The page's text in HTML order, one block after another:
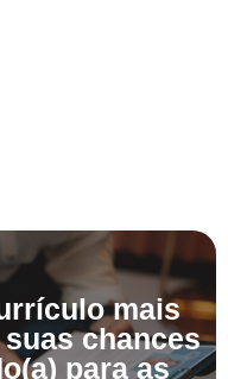
mais
chances
para as